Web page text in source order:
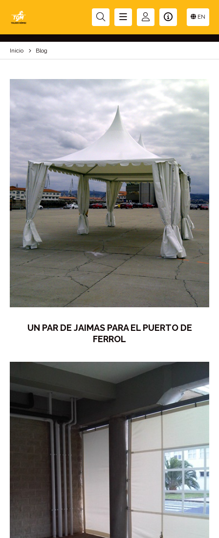
EN
BLOG
Inicio Blog
UN PAR DE JAIMAS PARA EL PUERTO DE
FERROL